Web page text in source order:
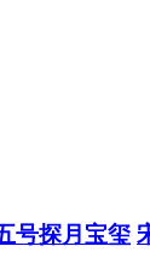
号探月宝玺